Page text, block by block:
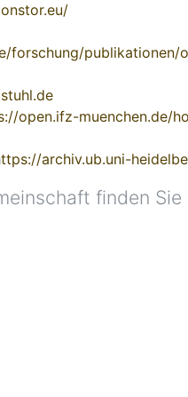
forschung/publikationen/
open.ifz-muenchen.de/
archiv.ub.uni-
finden Sie